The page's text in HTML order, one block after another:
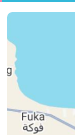
a časoch
- 21:30) •
• snack
a nealkoholické
(08:00 - 01:00; od